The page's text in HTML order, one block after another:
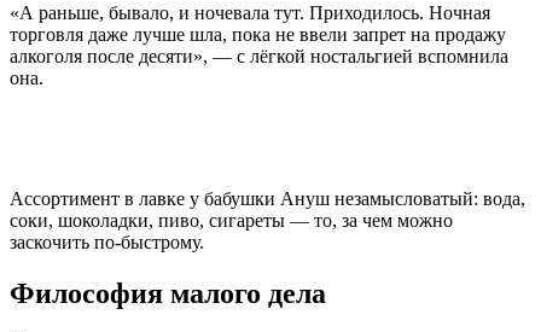
«А раньше, бывало, и ночевала тут. Приходилось. Ночная
торговля даже лучше шла, пока не ввели запрет на продажу
алкоголя после десяти», — с лёгкой ностальгией вспомнила
она.
Ассортимент в лавке у бабушки Ануш незамысловатый: вода,
соки, шоколадки, пиво, сигареты — то, за чем можно
заскочить по-быстрому.
Философия малого дела